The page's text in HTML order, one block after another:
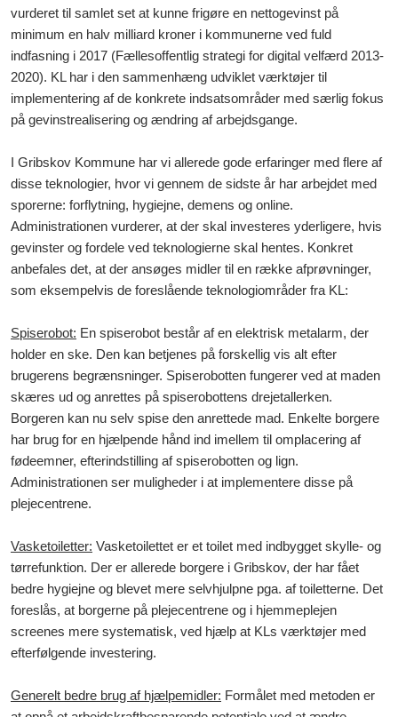
vurderet til samlet set at kunne frigøre en nettogevinst på
minimum en halv milliard kroner i kommunerne ved fuld
indfasning i 2017 (Fællesoffentlig strategi for digital velfærd 2013-
2020). KL har i den sammenhæng udviklet værktøjer til
implementering af de konkrete indsatsområder med særlig fokus
på gevinstrealisering og ændring af arbejdsgange.
I Gribskov Kommune har vi allerede gode erfaringer med flere af
disse teknologier, hvor vi gennem de sidste år har arbejdet med
sporerne: forflytning, hygiejne, demens og online.
Administrationen vurderer, at der skal investeres yderligere, hvis
gevinster og fordele ved teknologierne skal hentes. Konkret
anbefales det, at der ansøges midler til en række afprøvninger,
som eksempelvis de foreslående teknologiområder fra KL:
Spiserobot: En spiserobot består af en elektrisk metalarm, der
holder en ske. Den kan betjenes på forskellig vis alt efter
brugerens begrænsninger. Spiserobotten fungerer ved at maden
skæres ud og anrettes på spiserobottens drejetallerken.
Borgeren kan nu selv spise den anrettede mad. Enkelte borgere
har brug for en hjælpende hånd ind imellem til omplacering af
fødeemner, efterindstilling af spiserobotten og lign.
Administrationen ser muligheder i at implementere disse på
plejecentrene.
Vasketoiletter: Vasketoilettet er et toilet med indbygget skylle- og
tørrefunktion. Der er allerede borgere i Gribskov, der har fået
bedre hygiejne og blevet mere selvhjulpne pga. af toiletterne. Det
foreslås, at borgerne på plejecentrene og i hjemmeplejen
screenes mere systematisk, ved hjælp at KLs værktøjer med
efterfølgende investering.
Generelt bedre brug af hjælpemidler: Formålet med metoden er